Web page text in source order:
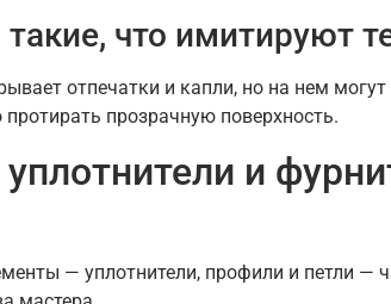
что имитируют
отпечатки и капли, но на нем
протирать прозрачную поверхность.
и
— уплотнители, профили и петли —